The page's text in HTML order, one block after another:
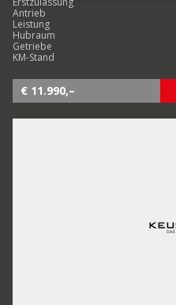
Antrieb
Leistung
Hubraum
Getriebe
KM-Stand
€ 11.990,–